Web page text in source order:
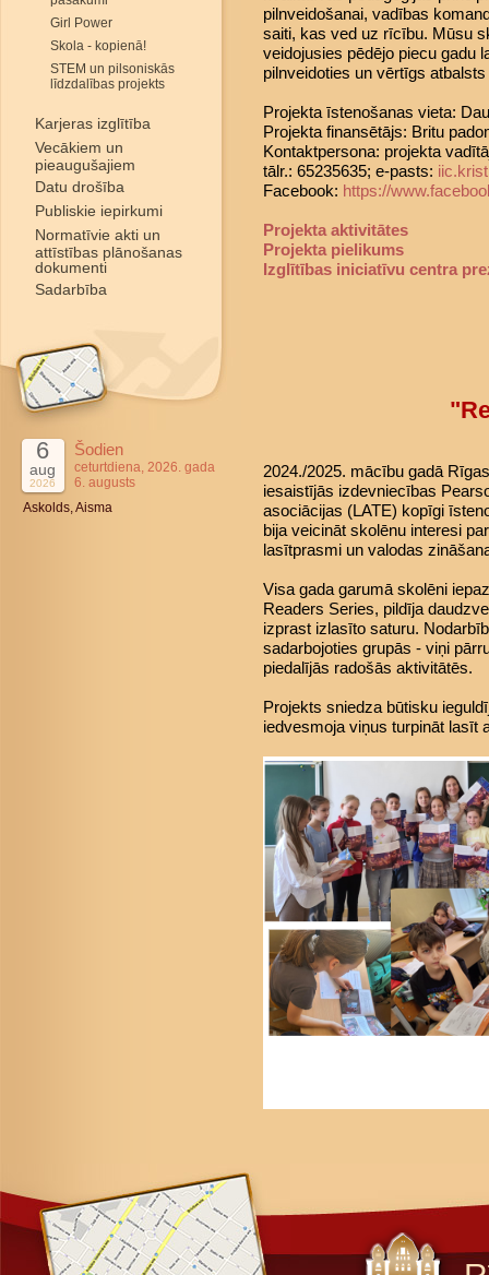
Girl Power
Skola - kopienā!
STEM un pilsoniskās
līdzdalības projekts
Karjeras izglītība
Vecākiem un
pieaugušajiem
Datu drošība
Publiskie iepirkumi
Normatīvie akti un
attīstības plānošanas
dokumenti
Sadarbība
6
aug
2026
Šodien
ceturtdiena, 2026. gada
6. augusts
Askolds, Aisma
pilnveidošanai, vadības
saiti, kas ved uz rīcību. Mūsu
veidojusies pēdējo piecu gadu
pilnveidoties un vērtīgs
Projekta īstenošanas vieta:
Projekta finansētājs: Britu
Kontaktpersona: projekta
tālr.: 65235635; e-pasts:
Facebook: https://
Projekta aktivitātes
Projekta pielikums
Izglītības iniciatīvu centra
2024./2025. mācību gadā
iesaistījās izdevniecības
asociācijas (LATE) kopīgi
bija veicināt skolēnu interesi
lasītprasmi un valodas
Visa gada garumā skolēni
Readers Series, pildīja
izprast izlasīto saturu.
sadarbojoties grupās - viņi
piedalījās radošās aktivitātēs.
Projekts sniedza būtisku
iedvesmoja viņus turpināt lasīt